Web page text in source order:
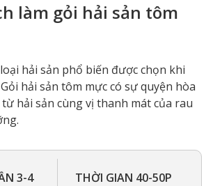
làm gỏi hải sản tôm
hải sản phổ biến được chọn khi
hải sản tôm mực có sự quyện hòa
hải sản cùng vị thanh mát của rau
3-4
THỜI GIAN 40-50P